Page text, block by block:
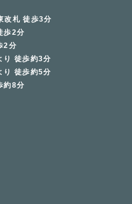
改札 徒歩3分
歩2分
2分
り 徒歩約3分
り 徒歩約5分
約8分